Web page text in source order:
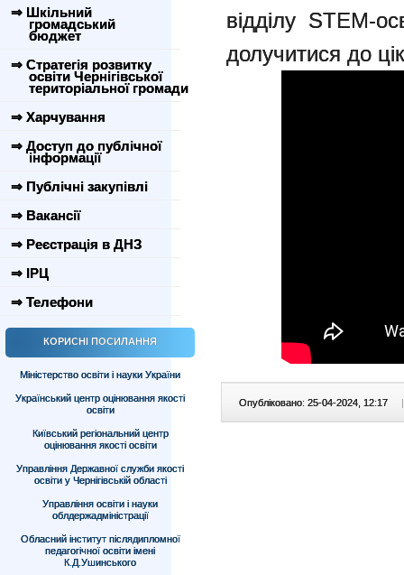
⇒ Шкільний
громадський
бюджет
⇒ Стратегія розвитку
освіти Чернігівської
територіальної громади
⇒ Харчування
⇒ Доступ до публічної
інформації
⇒ Публічні закупівлі
⇒ Вакансії
⇒ Реєстрація в ДНЗ
⇒ ІРЦ
⇒ Телефони
КОРИСНІ ПОСИЛАННЯ
Міністерство освіти і науки України
Український центр оцінювання якості
освіти
Київський регіональний центр
оцінювання якості освіти
Управління Державної служби якості
освіти у Чернігівській області
Управління освіти і науки
облдержадміністрації
Обласний інститут післядипломної
педагогічної освіти імені
К.Д.Ушинського
відділу STEM-
долучитися до
Опубліковано: 25-04-2024, 12:17 |